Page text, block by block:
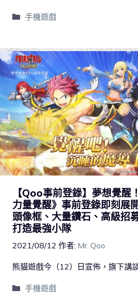
手機遊戲
【Qoo事前登錄】夢想覺醒
力量覺醒》事前登錄即刻
頭像框、大量鑽石、高級招
打造最強小隊
2021/08/12 作者: Mr. Qoo
熊貓遊戲今（12）日宣佈，旗下講
手機遊戲